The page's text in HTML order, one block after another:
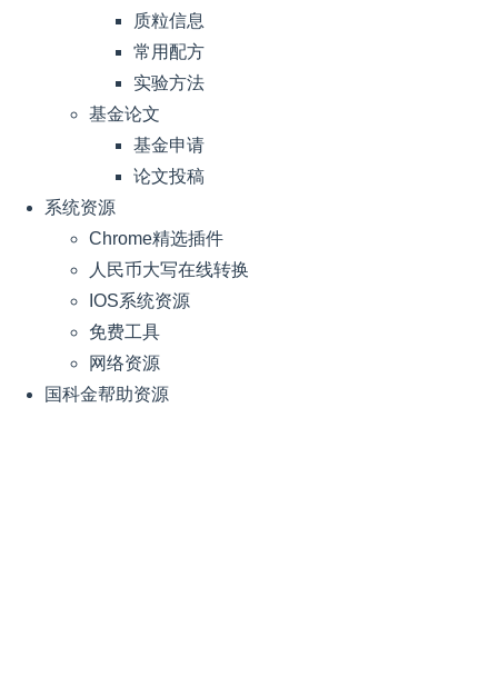
质粒信息
常用配方
实验方法
基金论文
基金申请
论文投稿
系统资源
Chrome精选插件
人民币大写在线转换
IOS系统资源
免费工具
网络资源
国科金帮助资源